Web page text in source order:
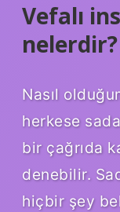
Vefalı
nelerdir?
Nasıl
herkese
bir çağrıda
denebilir.
hiçbir şey